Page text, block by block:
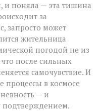
буря,
которой
не
видно»:
Солнце
готовит
сюрпризы
поняла — эта тишина
за
запросто может
жительница
погодой не из
после сильных
самочувствие. И
в космосе
— и
подтверждением.